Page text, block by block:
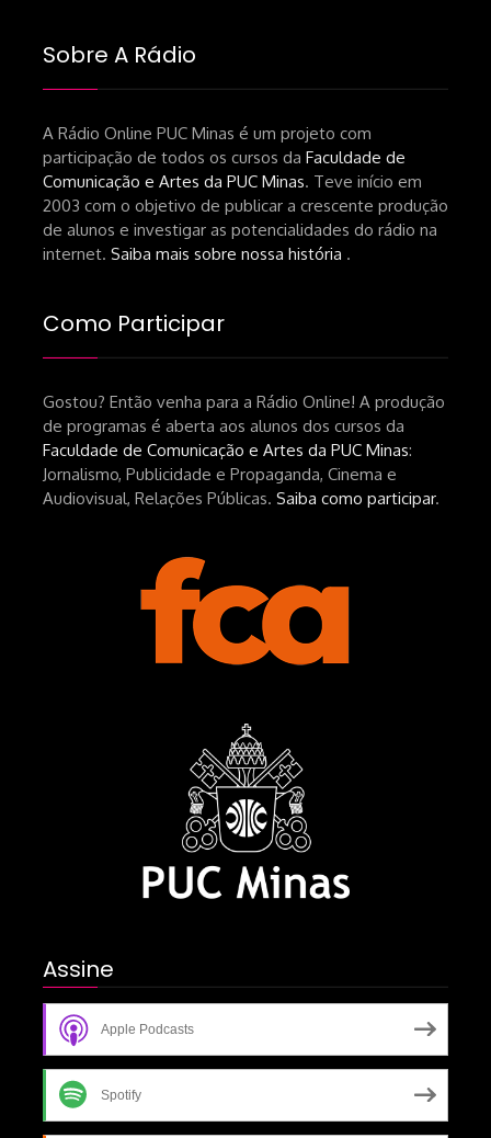
Sobre A Rádio
A Rádio Online PUC Minas é um projeto com
participação de todos os cursos da Faculdade de
Comunicação e Artes da PUC Minas. Teve início em
2003 com o objetivo de publicar a crescente produção
de alunos e investigar as potencialidades do rádio na
internet. Saiba mais sobre nossa história .
Como Participar
Gostou? Então venha para a Rádio Online! A produção
de programas é aberta aos alunos dos cursos da
Faculdade de Comunicação e Artes da PUC Minas:
Jornalismo, Publicidade e Propaganda, Cinema e
Audiovisual, Relações Públicas. Saiba como participar.
Assine
Apple Podcasts
Spotify